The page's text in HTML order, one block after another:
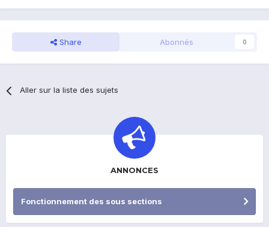
Share Abonnés 0
Aller sur la liste des sujets
ANNONCES
Fonctionnement des sous sections